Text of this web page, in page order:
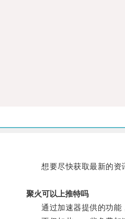
想要尽快获取最新的资讯
聚火可以上推特吗
通过加速器提供的功能，